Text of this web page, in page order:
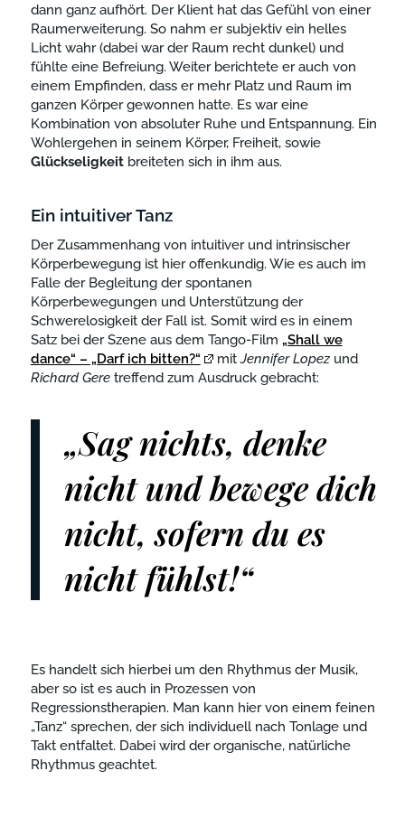
dann ganz aufhört. Der Klient hat das Gefühl von einer
Raumerweiterung. So nahm er subjektiv ein helles
Licht wahr (dabei war der Raum recht dunkel) und
fühlte eine Befreiung. Weiter berichtete er auch von
einem Empfinden, dass er mehr Platz und Raum im
ganzen Körper gewonnen hatte. Es war eine
Kombination von absoluter Ruhe und Entspannung. Ein
Wohlergehen in seinem Körper, Freiheit, sowie
Glückseligkeitbreiteten sich in ihm aus.
Ein intuitiver Tanz
Der Zusammenhang von intuitiver und intrinsischer
Körperbewegung ist hier offenkundig. Wie es auch im
Falle der Begleitung der spontanen
Körperbewegungen und Unterstützung der
Schwerelosigkeit der Fall ist. Somit wird es in einem
Satz bei der Szene aus dem Tango-Film „Shall we
dance“ – „Darf ich bitten?“
mitJennifer Lopezund
Richard Geretreffend zum Ausdruck gebracht:
„Sag nichts, denke
nicht und bewege dich
nicht, sofern du es
nicht fühlst!“
Es handelt sich hierbei um den Rhythmus der Musik,
aber so ist es auch in Prozessen von
Regressionstherapien. Man kann hier von einem feinen
„Tanz“ sprechen, der sich individuell nach Tonlage und
Takt entfaltet. Dabei wird der organische, natürliche
Rhythmus geachtet.